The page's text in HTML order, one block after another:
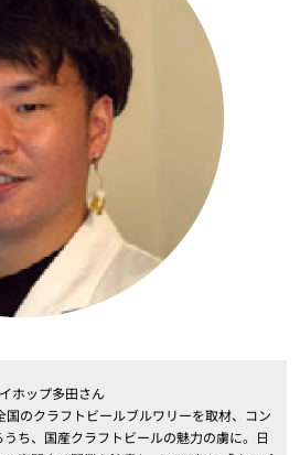
ホップ多田さん
国のクラフトビールブルワリーを取材、コン
ち、国産クラフトビールの魅力の虜に。日